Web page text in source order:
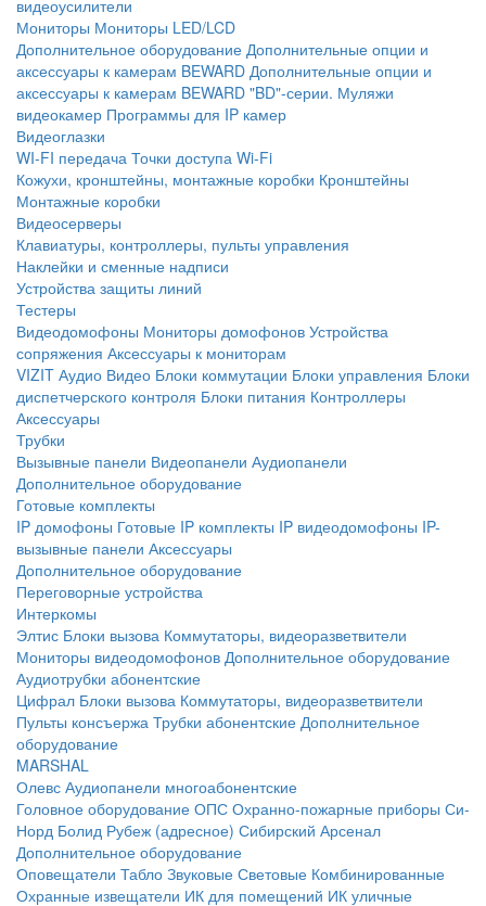
видеоусилители
Мониторы Мониторы LED/LCD
Дополнительное оборудование Дополнительные опции и
аксессуары к камерам BEWARD Дополнительные опции и
аксессуары к камерам BEWARD "BD"-серии. Муляжи
видеокамер Программы для IP камер
Видеоглазки
WI-FI передача Точки доступа Wi-Fi
Кожухи, кронштейны, монтажные коробки Кронштейны
Монтажные коробки
Видеосерверы
Клавиатуры, контроллеры, пульты управления
Наклейки и сменные надписи
Устройства защиты линий
Тестеры
Видеодомофоны Мониторы домофонов Устройства
сопряжения Аксессуары к мониторам
VIZIT Аудио Видео Блоки коммутации Блоки управления Блоки
диспетчерского контроля Блоки питания Контроллеры
Аксессуары
Трубки
Вызывные панели Видеопанели Аудиопанели
Дополнительное оборудование
Готовые комплекты
IP домофоны Готовые IP комплекты IP видеодомофоны IP-
вызывные панели Аксессуары
Дополнительное оборудование
Переговорные устройства
Интеркомы
Элтис Блоки вызова Коммутаторы, видеоразветвители
Мониторы видеодомофонов Дополнительное оборудование
Аудиотрубки абонентские
Цифрал Блоки вызова Коммутаторы, видеоразветвители
Пульты консъержа Трубки абонентские Дополнительное
оборудование
MARSHAL
Олевс Аудиопанели многоабонентские
Головное оборудование ОПС Охранно-пожарные приборы Си-
Норд Болид Рубеж (адресное) Сибирский Арсенал
Дополнительное оборудование
Оповещатели Табло Звуковые Световые Комбинированные
Охранные извещатели ИК для помещений ИК уличные